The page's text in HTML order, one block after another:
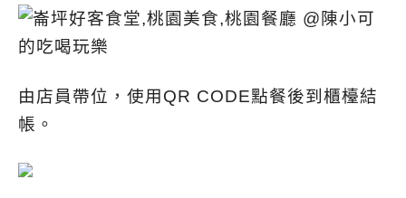
由店員帶位，使用QR CODE點餐後到櫃檯結
帳。